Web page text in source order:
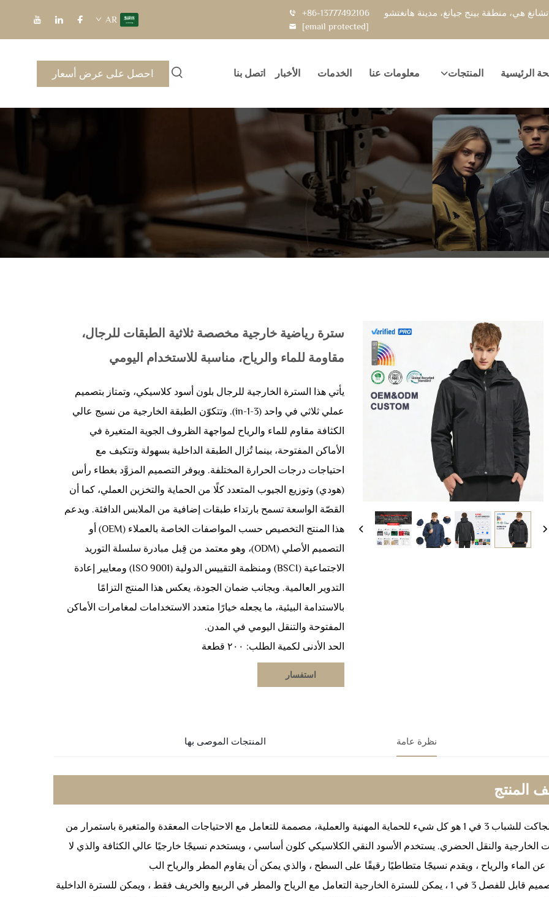
+86-13777492106
[email protected]
AR
الرئيسية المنتجات معلومات عنا الخدمات الأخبار اتصل بنا احصل على عرض أسعار
سترة رياضية خارجية مخصصة ثلاثية الطبقات للرجال،
مقاومة للماء والرياح، مناسبة للاستخدام اليومي
يأتي هذا السترة الخارجية للرجال بلون أسود كلاسيكي، وتمتاز بتصميم
عملي ثلاثي في واحد (3-in-1). وتتكوّن الطبقة الخارجية من نسيج عالي
الكثافة مقاوم للماء والرياح لمواجهة الظروف الجوية المتغيرة في
الأماكن المفتوحة، بينما تُزال الطبقة الداخلية بسهولة وتتكيف مع
احتياجات درجات الحرارة المختلفة. ويوفر التصميم المزوَّد بغطاء رأس
(هودي) وتوزيع الجيوب المتعدد كلًا من الحماية والتخزين العملي، كما أن
القصّة الواسعة تسمح بارتداء طبقات إضافية من الملابس الدافئة. ويدعم
هذا المنتج التخصيص حسب المواصفات الخاصة بالعملاء (OEM) أو
التصميم الأصلي (ODM)، وهو معتمد من قِبل مبادرة سلسلة التوريد
الاجتماعية (BSCI) ومنظمة التقييس الدولية (ISO 9001) ومعايير إعادة
التدوير العالمية. وبجانب ضمان الجودة، يعكس هذا المنتج التزامًا
بالاستدامة البيئية، ما يجعله خيارًا متعدد الاستخدامات لمغامرات الأماكن
المفتوحة والتنقل اليومي في المدن.
الحد الأدنى لكمية الطلب: ٢٠٠ قطعة
استفسار
نظرة عامة المنتجات الموصى بها
المنتج
هذا الجاكت للشباب 3 في 1 هو كل شيء للحماية المهنية والعملية، مصممة للتعامل مع الاحتياجات المعقدة والمتغيرة باستمرار من
الخارجية والنقل الحضري. يستخدم الأسود النقي الكلاسيكي كلون أساسي ، ويستخدم نسيجًا خارجيًا عالي الكثافة والذي لا
عن الماء والرياح ، ويقدم نسيجًا متطاطيًا رقيقًا على السطح ، والذي يمكن أن يقاوم المطر والرياح الب
مع تصميم قابل للفصل 3 في 1 ، يمكن للسترة الخارجية التعامل مع الرياح والمطر في الربيع والخريف فقط ، ويمكن للسترة الداخلية